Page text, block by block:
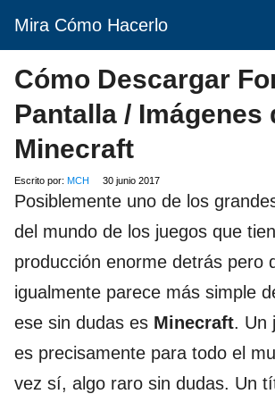
Mira Cómo Hacerlo
Cómo Descargar
Pantalla / Imágenes
Minecraft
Escrito por: MCH 30 junio 2017
Posiblemente uno de los
del mundo de los juegos que
producción enorme detrás pero
igualmente parece más simple
ese sin dudas es Minecraft. Un
es precisamente para todo el
vez sí, algo raro sin dudas. Un